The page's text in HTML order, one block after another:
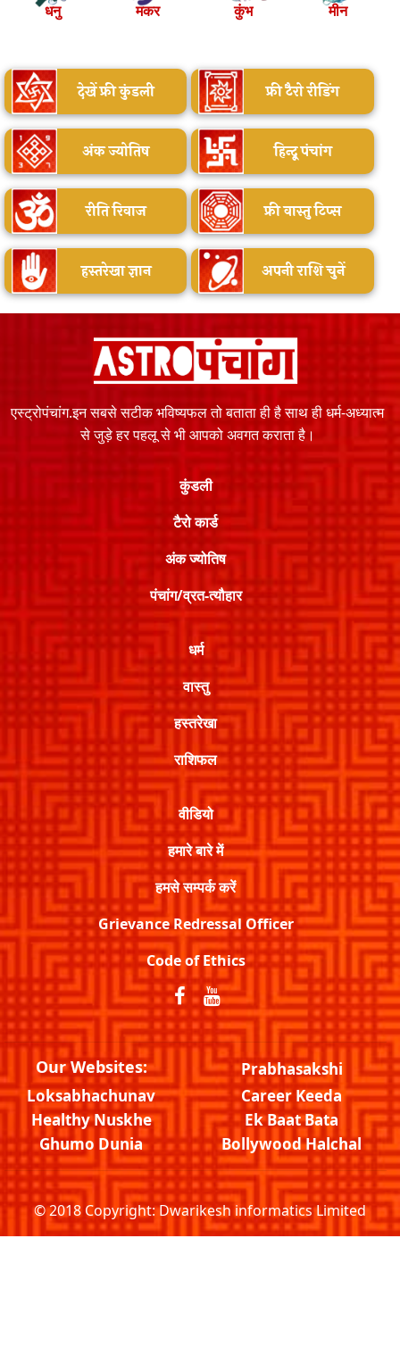
धनु मकर कुंभ मीन
देखें फ्री कुंडली फ्री टैरो रीडिंग
अंक ज्योतिष हिन्दू पंचांग
रीति रिवाज फ्री वास्तु टिप्स
हस्तरेखा ज्ञान अपनी राशि चुनें
एस्ट्रोपंचांग.इन सबसे सटीक भविष्यफल तो बताता ही है साथ ही धर्म-अध्यात्म
से जुड़े हर पहलू से भी आपको अवगत कराता है।
कुंडली
टैरो कार्ड
अंक ज्योतिष
पंचांग/व्रत-त्यौहार
धर्म
वास्तु
हस्तरेखा
राशिफल
वीडियो
हमारे बारे में
हमसे सम्पर्क करें
Grievance Redressal Officer
Code of Ethics
Our Websites:
Prabhasakshi
Loksabhachunav
Career Keeda
Healthy Nuskhe
Ek Baat Bata
Ghumo Dunia
Bollywood Halchal
© 2018 Copyright:Dwarikesh informatics Limited